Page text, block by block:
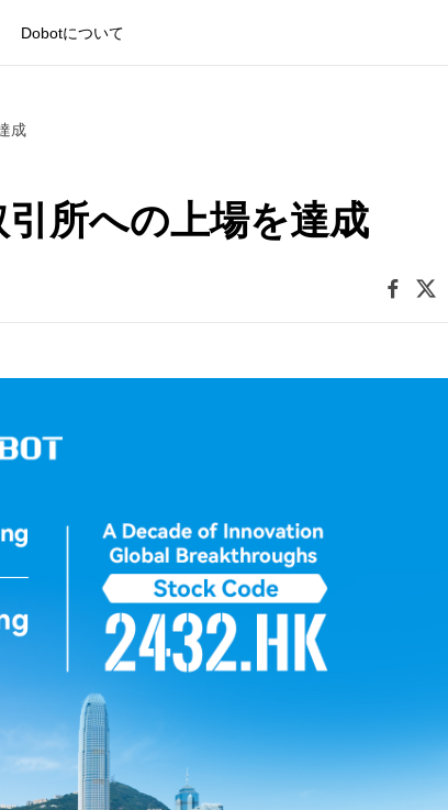
Dobotについて
成
所への上場を達成